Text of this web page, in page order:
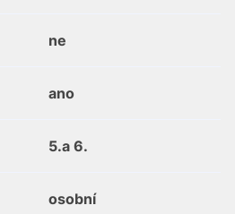
ne
ano
5.a 6.
osobní